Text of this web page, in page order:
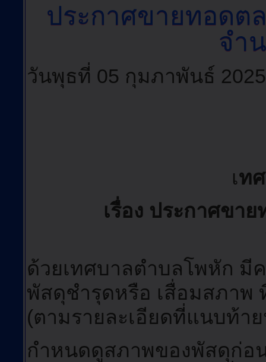
ประกาศขายทอดต
จำ
วันพุธที่ 05 กุมภาพันธ์
เท
เรื่อง ประกาศขา
ด้วยเทศบาลตำบลโพหัก มี
พัสดุชำรุดหรือ เสื่อมสภาพ
(ตามรายละเอียดที่แนบท้า
กำหนดดูสภาพของพัสดุก่อ